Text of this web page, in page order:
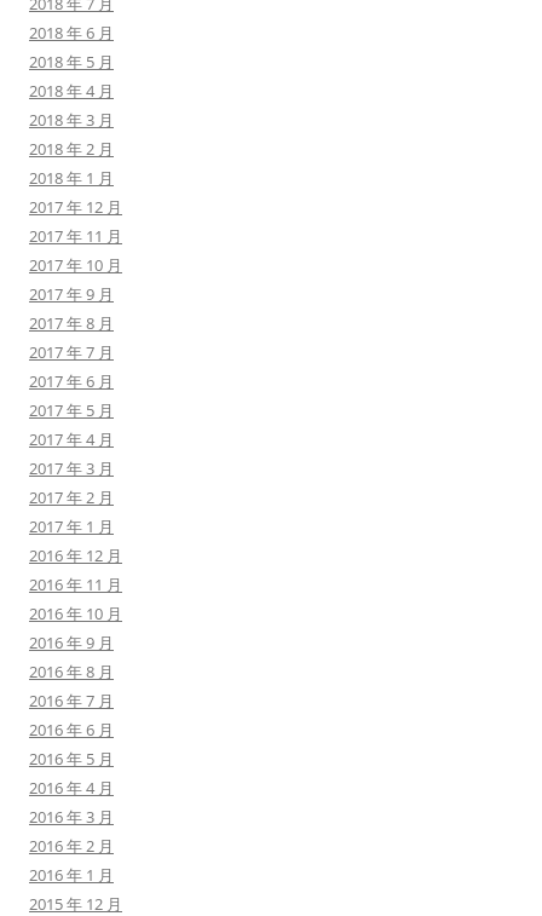
2018 年 6 月
2018 年 5 月
2018 年 4 月
2018 年 3 月
2018 年 2 月
2018 年 1 月
2017 年 12 月
2017 年 11 月
2017 年 10 月
2017 年 9 月
2017 年 8 月
2017 年 7 月
2017 年 6 月
2017 年 5 月
2017 年 4 月
2017 年 3 月
2017 年 2 月
2017 年 1 月
2016 年 12 月
2016 年 11 月
2016 年 10 月
2016 年 9 月
2016 年 8 月
2016 年 7 月
2016 年 6 月
2016 年 5 月
2016 年 4 月
2016 年 3 月
2016 年 2 月
2016 年 1 月
2015 年 12 月